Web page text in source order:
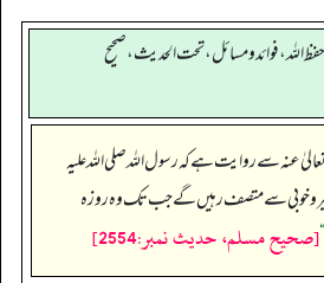
الله، فوائد و مسائل، تحت الحديث ، صحيح
عنہ سے روایت ہے کہ رسول اللہ صلی اللہ علیہ
خوبی سے متصف رہیں گے جب تک وہ روزہ
“[صحيح مسلم، حديث نمبر:2554]